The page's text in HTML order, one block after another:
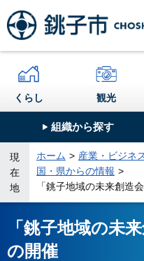
組織から探す
くらし 観光
現
在
地
ホーム 産業・ビジネ
国・県からの情報
「銚子地域の未来創造
「銚子地域の未
の開催